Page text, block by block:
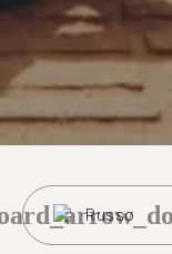
Russo